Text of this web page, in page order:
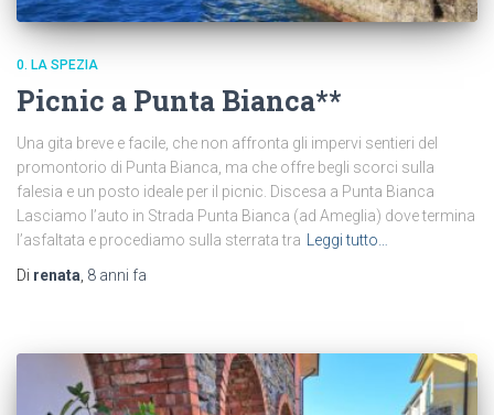
0. LA SPEZIA
Picnic a Punta Bianca**
Una gita breve e facile, che non affronta gli impervi sentieri del
promontorio di Punta Bianca, ma che offre begli scorci sulla
falesia e un posto ideale per il picnic. Discesa a Punta Bianca
Lasciamo l’auto in Strada Punta Bianca (ad Ameglia) dove termina
l’asfaltata e procediamo sulla sterrata tra Leggi tutto…
Di renata, 8 anni fa